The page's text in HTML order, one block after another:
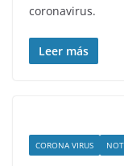
coronavirus.
Leer más
CORONA VIRUS